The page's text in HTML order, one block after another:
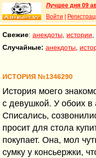
Лучшее дня 09
Войти
Свежие: анекдоты истории
Случайные: анекдоты
ИСТОРИЯ №1346290
История моего
с девушкой. У обоих в
Списались,
просит для стола
покупает. Она, мол
сумку у консьержки,